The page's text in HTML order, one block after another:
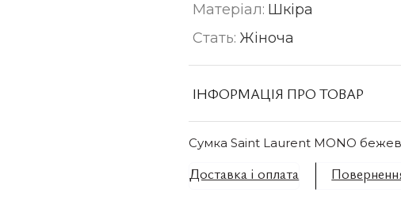
Матеріал: Шкіра
Стать: Жіноча
ІНФОРМАЦІЯ ПРО ТОВАР
Сумка Saint Laurent MONO
Доставка і оплата